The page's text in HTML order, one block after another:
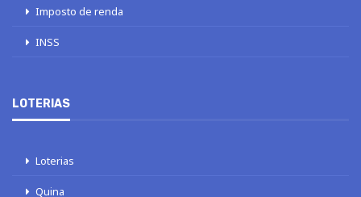
Imposto de renda
INSS
LOTERIAS
Loterias
Quina